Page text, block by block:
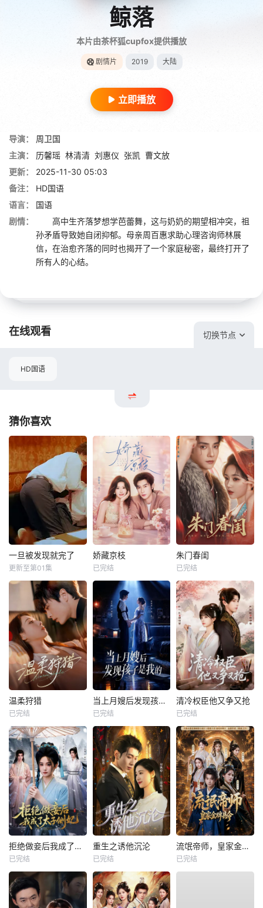
鲸落
本片由茶杯狐cupfox提供播放
剧情片 2019 大陆
立即播放
导演：
周卫国
主演：
历馨瑶 林清清 刘惠仪 张凯
曹文放
更新：
2025-11-30 05:03
备注：
HD国语
语言：
国语
剧情：
高中生齐落梦想学芭蕾舞，这与奶奶的期望相冲突，祖
孙矛盾导致她自闭抑郁。母亲周百惠求助心理咨询师林展
信，在治愈齐落的同时也揭开了一个家庭秘密，最终打开了
所有人的心结。
在线观看 切换节点
HD国语
猜你喜欢
一旦被发现就完了
更新至第01集
娇藏京枝
已完结
朱门春闺
已完结
温柔狩猎
已完结
当上月嫂后发现孩子是我的
已完结
清冷权臣他又争又抢
已完结
拒绝做妾后我成了太子侧妃
已完结
重生之诱他沉沦
已完结
流氓帝师，皇家金牌县令
已完结